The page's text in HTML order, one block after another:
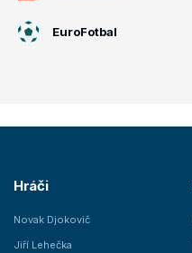
EuroFotbal
Hráči
Novak Djokovič
Jiří Lehečka